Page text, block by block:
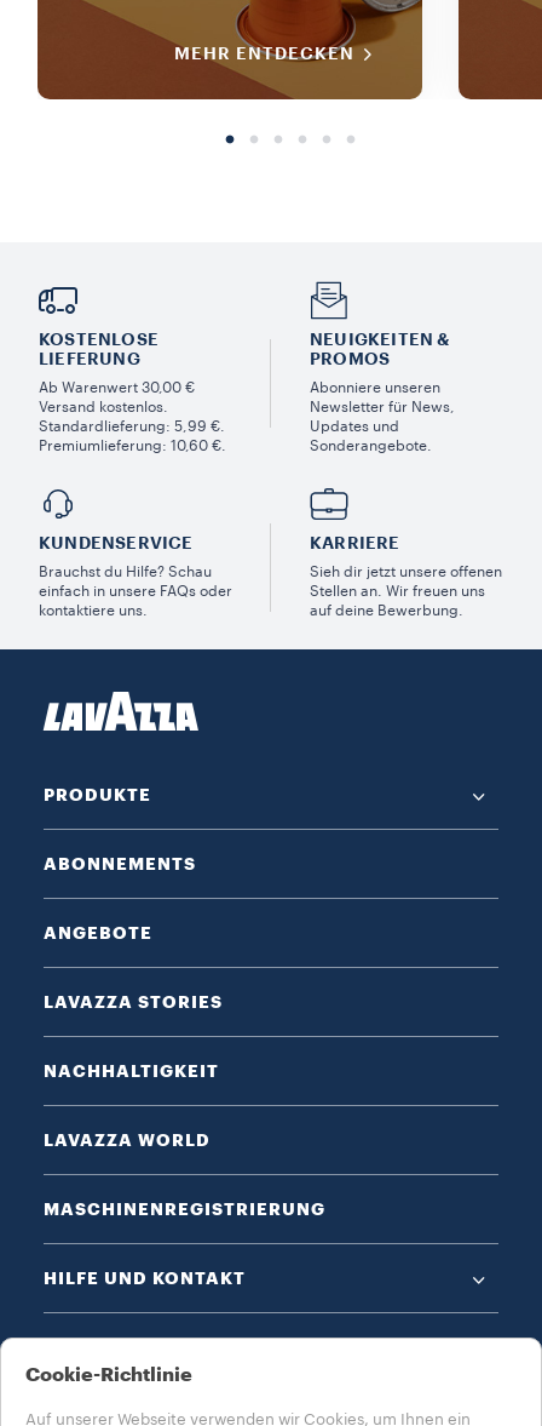
MEHR ENTDECKEN
KOSTENLOSE
LIEFERUNG
Ab Warenwert 30,00 €
Versand kostenlos.
Standardlieferung: 5,99 €.
Premiumlieferung: 10,60 €.
NEUIGKEITEN &
PROMOS​
Abonniere unseren
Newsletter für News,
Updates und
Sonderangebote.
KUNDENSERVICE​
Brauchst du Hilfe? Schau
einfach in unsere FAQs oder
kontaktiere uns.
KARRIERE
Sieh dir jetzt unsere offenen
Stellen an. Wir freuen uns
auf deine Bewerbung.
PRODUKTE
ABONNEMENTS
ANGEBOTE
LAVAZZA STORIES
NACHHALTIGKEIT
LAVAZZA WORLD
MASCHINENREGISTRIERUNG
HILFE UND KONTAKT
Cookie-Richtlinie
Auf unserer Webseite verwenden wir Cookies, um Ihnen ein